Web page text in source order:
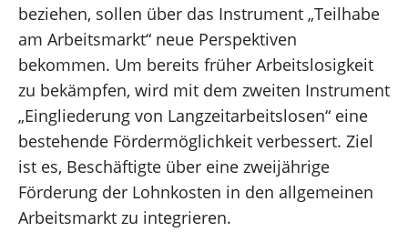
beziehen, sollen über das Instrument „Teilhabe
am Arbeitsmarkt“ neue Perspektiven
bekommen. Um bereits früher Arbeitslosigkeit
zu bekämpfen, wird mit dem zweiten Instrument
„Eingliederung von Langzeitarbeitslosen“ eine
bestehende Fördermöglichkeit verbessert. Ziel
ist es, Beschäftigte über eine zweijährige
Förderung der Lohnkosten in den allgemeinen
Arbeitsmarkt zu integrieren.